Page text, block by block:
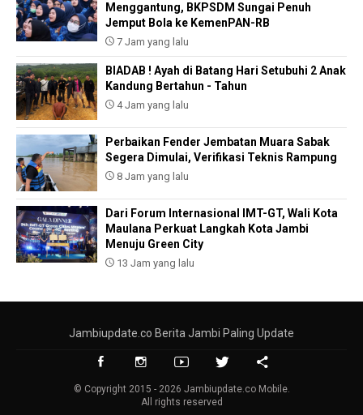
Menggantung, BKPSDM Sungai Penuh
Jemput Bola ke KemenPAN-RB
7 Jam yang lalu
BIADAB ! Ayah di Batang Hari Setubuhi 2 Anak
Kandung Bertahun - Tahun
4 Jam yang lalu
Perbaikan Fender Jembatan Muara Sabak
Segera Dimulai, Verifikasi Teknis Rampung
8 Jam yang lalu
Dari Forum Internasional IMT-GT, Wali Kota
Maulana Perkuat Langkah Kota Jambi
Menuju Green City
13 Jam yang lalu
Jambiupdate.co Berita Jambi Paling Update
© Copyright 2015 - 2026 Jambiupdate.co Mobile.
All rights reserved